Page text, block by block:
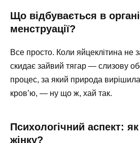
Що відбувається в
менструації?
Все просто. Коли яйцеклітина не
скидає зайвий тягар — слизову
процес, за який природа
кров’ю, — ну що ж, хай так.
Психологічний аспект:
жінку?